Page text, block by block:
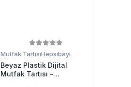
Mutfak TartısıHepsibayi
Beyaz Plastik Dijital
Mutfak Tartısı –